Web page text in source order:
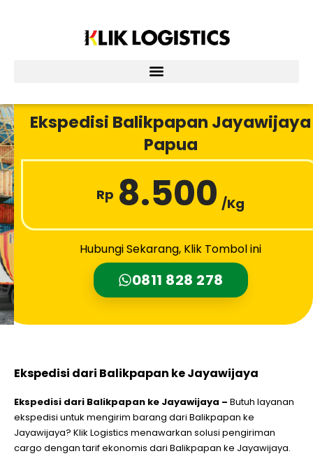
Ekspedisi Balikpapan Jayawijaya
Papua
Rp 8.500 /Kg
Hubungi Sekarang, Klik Tombol ini
0811 828 278
Ekspedisi dari Balikpapan ke Jayawijaya
Ekspedisi dari Balikpapan ke Jayawijaya – Butuh layanan
ekspedisi untuk mengirim barang dari Balikpapan ke
Jayawijaya? Klik Logistics menawarkan solusi pengiriman
cargo dengan tarif ekonomis dari Balikpapan ke Jayawijaya.